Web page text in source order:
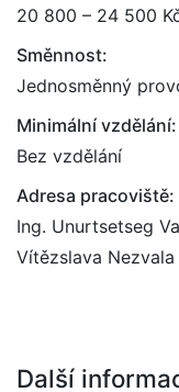
20 800 – 24 500
Směnnost:
Jednosměnný
Minimální vzdělání:
Bez vzdělání
Adresa pracoviště:
Ing. Unurtsetseg
Vítězslava Nezvala
Další